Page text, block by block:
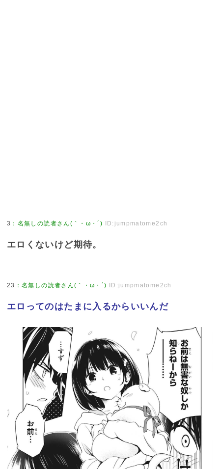
3 ： 名無しの読者さん(｀・ω・´) ID:jumpmatome2ch
エロくないけど期待。
23 ：名無しの読者さん(｀・ω・´) ID:jumpmatome2ch
エロってのはたまに入るからいいんだ